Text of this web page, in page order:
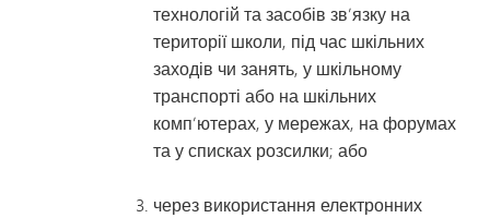
технологій та засобів зв’язку на
території школи, під час шкільних
заходів чи занять, у шкільному
транспорті або на шкільних
комп’ютерах, у мережах, на форумах
та у списках розсилки; або
через використання електронних